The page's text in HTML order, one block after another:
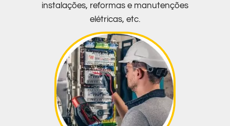
instalações, reformas e manutenções
elétricas, etc.